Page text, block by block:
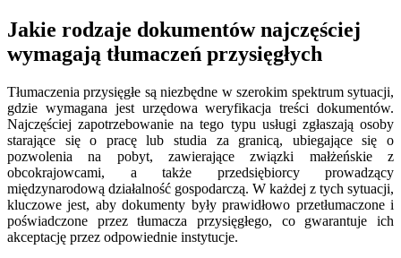
Jakie rodzaje dokumentów najczęściej
wymagają tłumaczeń przysięgłych
Tłumaczenia przysięgłe są niezbędne w szerokim spektrum sytuacji,
gdzie wymagana jest urzędowa weryfikacja treści dokumentów.
Najczęściej zapotrzebowanie na tego typu usługi zgłaszają osoby
starające się o pracę lub studia za granicą, ubiegające się o
pozwolenia na pobyt, zawierające związki małżeńskie z
obcokrajowcami, a także przedsiębiorcy prowadzący
międzynarodową działalność gospodarczą. W każdej z tych sytuacji,
kluczowe jest, aby dokumenty były prawidłowo przetłumaczone i
poświadczone przez tłumacza przysięgłego, co gwarantuje ich
akceptację przez odpowiednie instytucje.